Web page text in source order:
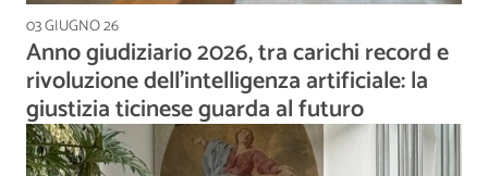
03 GIUGNO 26
Anno giudiziario 2026, tra carichi record e
rivoluzione dell’intelligenza artificiale: la
giustizia ticinese guarda al futuro